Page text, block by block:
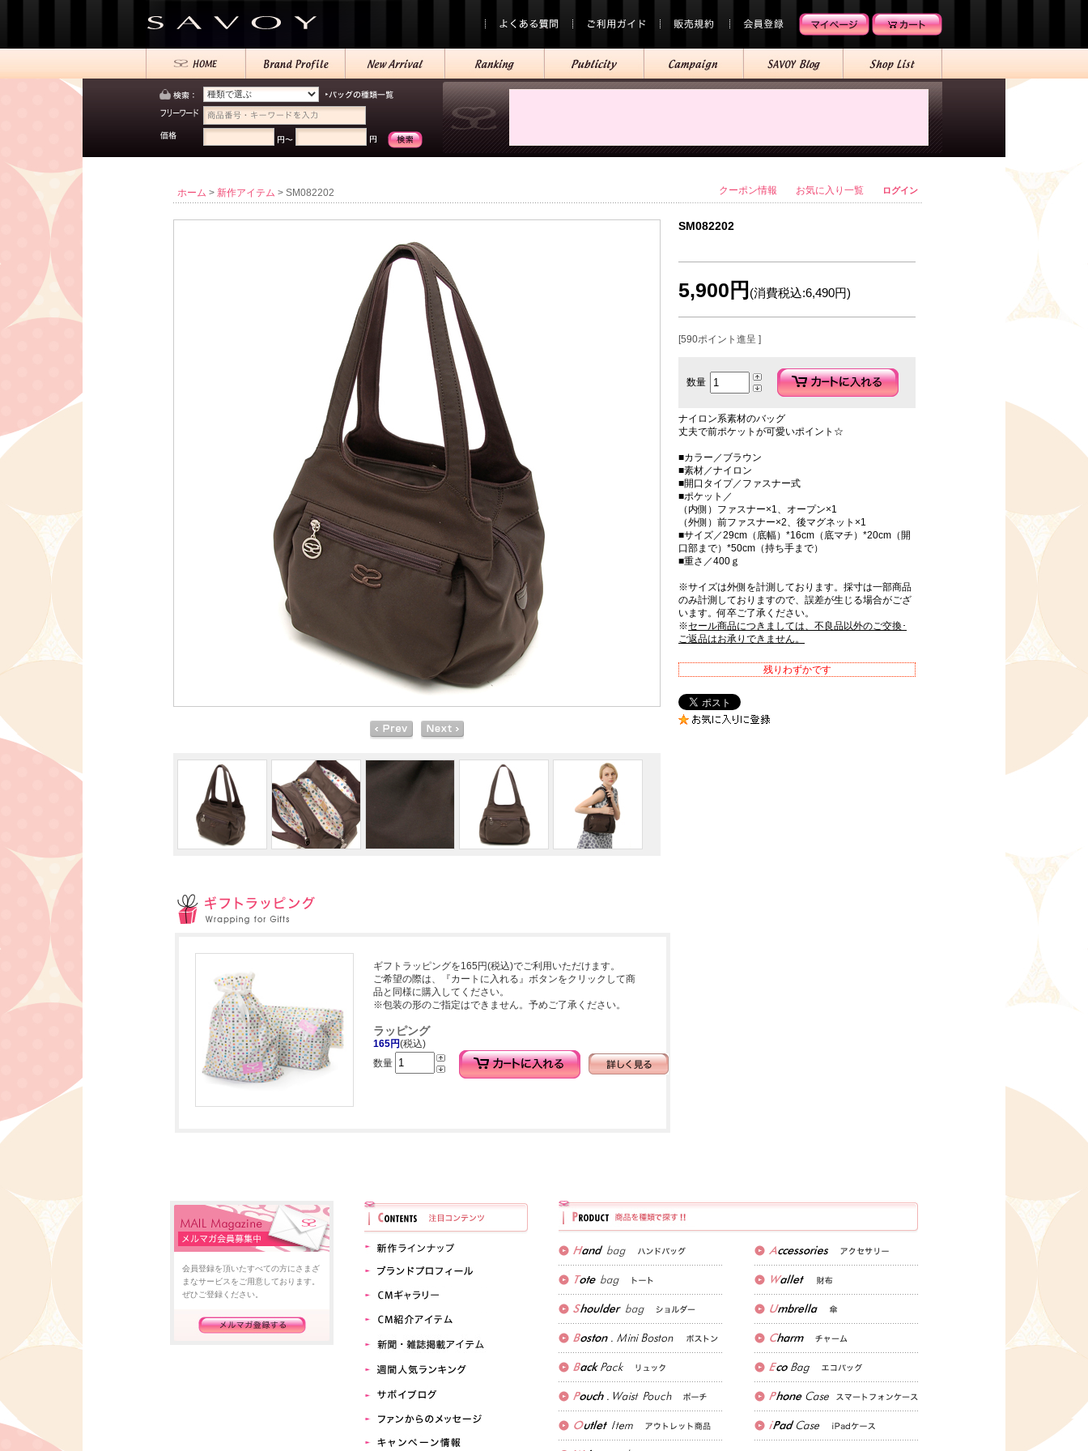
クーポン情報 お気に入り一覧 ログイン
ホーム > 新作アイテム > SM082202
SM082202
ナイロン系素材のバッグ
丈夫で前ポケットが可愛いポイント☆
■カラー／ブラウン
■素材／ナイロン
■開口タイプ／ファスナー式
■ポケット／
（内側）ファスナー×1、オープン×1
（外側）前ファスナー×2、後マグネット×1
■サイズ／29cm（底幅）*16cm（底マチ）*20cm（開
口部まで）*50cm（持ち手まで）
■重さ／400ｇ
※サイズは外側を計測しております。採寸は一部商品
のみ計測しておりますので、誤差が生じる場合がござ
います。何卒ご了承ください。
※セール商品につきましては、不良品以外のご交換･
ご返品はお承りできません。
5,900円 (消費税込:6,490円)
[590ポイント進呈 ]
残りわずかです
数量
ギフトラッピングを165円(税込)でご利用いただけます。
ご希望の際は、『カートに入れる』ボタンをクリックして商
品と同様に購入してください。
※包装の形のご指定はできません。予めご了承ください。
ラッピング
165円(税込)
数量
会員登録を頂いたすべての方にさまざ
まなサービスをご用意しております。
ぜひご登録ください。